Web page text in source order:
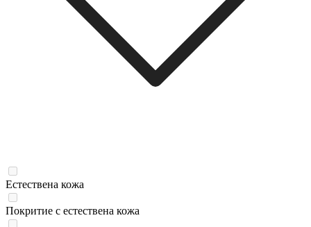
Естествена кожа
Покритие с естествена кожа